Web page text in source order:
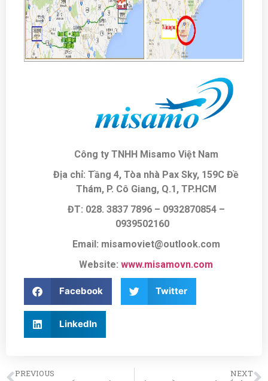
Công ty TNHH Misamo Việt Nam
Địa chỉ: Tầng 4, Tòa nhà Pax Sky, 159C Đề
Thám, P. Cô Giang, Q.1, TP.HCM
ĐT: 028. 3837 7896 – 0932870854 –
0939502160
Email: misamoviet@outlook.com
Website: www.misamovn.com
Facebook Twitter
LinkedIn
PREVIOUS NEXT